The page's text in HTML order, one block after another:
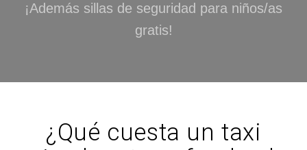
¡Además sillas de seguridad para niños/as
gratis!
¿Qué cuesta un taxi